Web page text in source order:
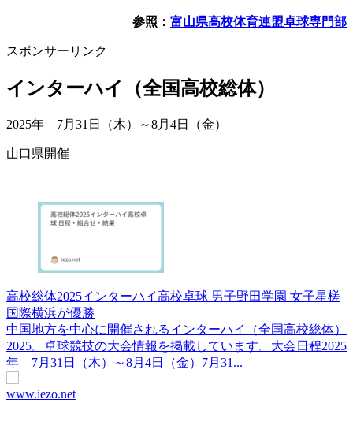
参照： 富山県高校体育連盟卓球専門部
スポンサーリンク
インターハイ（全国高校総体）
2025年 7月31日（木）～8月4日（金）
山口県開催
高校総体2025インターハイ高校卓球 男子野田学園 女子星槎
国際横浜が優勝
中国地方を中心に開催されるインターハイ（全国高校総体）
2025。卓球競技の大会情報を掲載しています。大会日程2025
年 7月31日（木）～8月4日（金）7月31...
www.iezo.net